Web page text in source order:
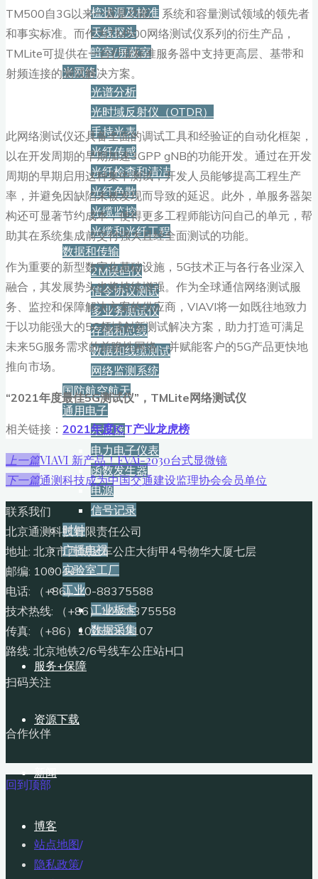
梳状源及校准
天线探头
暗室/屏蔽室
光网络
光谱分析
光时域反射仪（OTDR）
手持光表
光纤传感
光纤检查和清洁
光纤色散
光缆监控
光缆和光纤工程
数据和传输
2M误码仪
信令协议测试
多业务测试仪
存储和总线
数据和线缆测试
网络监测系统
国防航空航天
通用电子
示波器
电力电子仪表
函数发生器
电源
信号记录
时钟
广播电视
实验室工厂
工业
工业板卡
数据采集
服务+保障
资源下载
新闻
博客
TM500自3G以来一直是功能、系统和容量测试领域的领先者
和事实标准。而作为TM500网络测试仪系列的衍生产品，
TMLite可提供在一台行业标准服务器中支持更高层、基带和
射频连接的测试解决方案。
此网络测试仪还具备全面的调试工具和经验证的自动化框架，
以在开发周期的早期加速3GPP gNB的功能开发。通过在开发
周期的早期启用这种集中测试，开发人员能够提高工程生产
率，并避免因缺陷未被发现而导致的延迟。此外，单服务器架
构还可显著节约成本，使得更多工程师能访问自己的单元，帮
助其在系统集成前交付强大且经全面测试的功能。
作为重要的新型数字化基础设施，5G技术正与各行各业深入
融合，其发展势头也将持续增强。作为全球通信网络测试服
务、监控和保障解决方案的供应商，VIAVI将一如既往地致力
于以功能强大的5G领域创新测试解决方案，助力打造可满足
未来5G服务需求的前瞻性网络，并赋能客户的5G产品更快地
推向市场。
“2021年度最佳5G测试仪”，TMLite网络测试仪
相关链接： 2021年度ICT产业龙虎榜
上一篇VIAVI 新产品！FVAi-2030台式显微镜
下一篇通测科技成为中国交通建设监理协会会员单位
联系我们
北京通测科技有限责任公司
地址: 北京市西城区车公庄大街甲4号物华大厦七层
邮编: 100044
电话: （+86）10-88375588
技术热线: （+86）10-88375558
传真: （+86）10-68002107
路线: 北京地铁2/6号线车公庄站H口
扫码关注
合作伙伴
回到顶部
站点地图/
隐私政策/